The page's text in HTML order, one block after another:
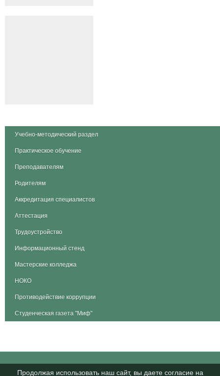
Учебно-методический раздел
Практическое обучение
Преподавателям
Родителям
Аккредитация специалистов
Аттестация
Трудоустройство
Информационный стенд
Мастерские колледжа
НОКО
Противодействие коррупции
Студенческая газета "Миф"
Продолжая использовать наш сайт, вы даете согласие на